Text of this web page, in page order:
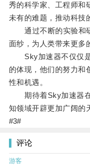
秀的科学家、工程师和
未有的难题，推动科技
通过不断的实验和研
面纱，为人类带来更多
Sky加速器不仅仅是
的体现，他们的努力和
性和机遇。
期待着Sky加速器在
知领域开辟更加广阔的
#3#
评论
游客